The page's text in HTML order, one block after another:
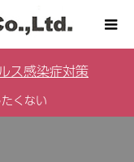
ス感染症対策
くない